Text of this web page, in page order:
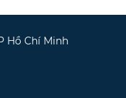
Hồ Chí Minh